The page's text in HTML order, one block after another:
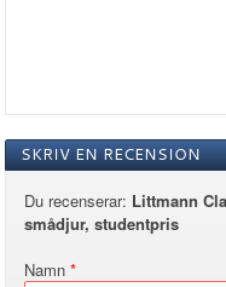
SKRIV EN RECENSION
Du recenserar: Littmann
smådjur, studentpris
Namn